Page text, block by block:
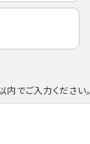
でご入力ください。